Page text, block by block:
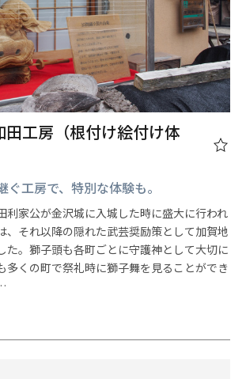
田工房（根付け絵付け体
工房で、特別な体験も。
利家公が金沢城に入城した時に盛大に行われ
、それ以降の隠れた武芸奨励策として加賀地
た。獅子頭も各町ごとに守護神として大切に
多くの町で祭礼時に獅子舞を見ることができ